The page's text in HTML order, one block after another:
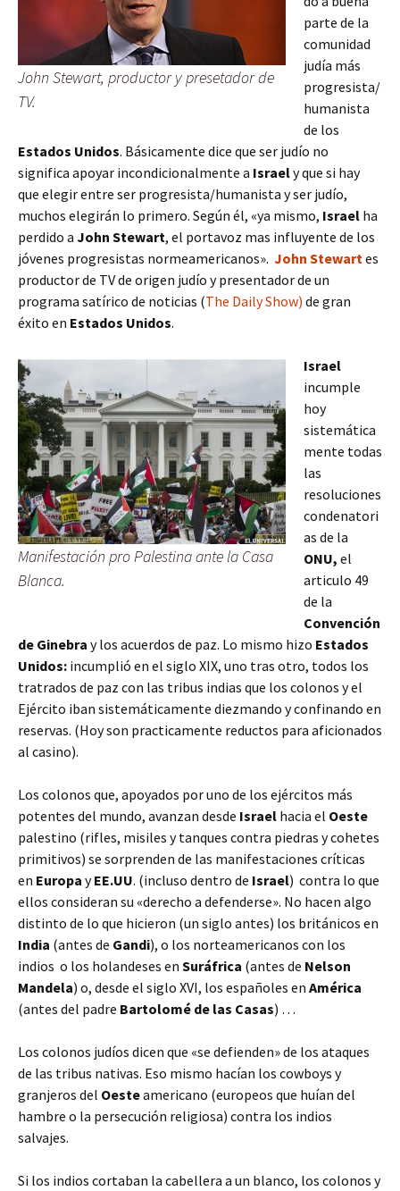
John Stewart, productor y presetador de
TV.
parte de la
comunidad
judía más
progresista/
humanista
de los
Estados Unidos. Básicamente dice que ser judío no
significa apoyar incondicionalmente a Israely que si hay
que elegir entre ser progresista/humanista y ser judío,
muchos elegirán lo primero. Según él, «ya mismo, Israel ha
perdido a John Stewart, el portavoz mas influyente de los
jóvenes progresistas normeamericanos». John Stewart es
productor de TV de origen judío y presentador de un
programa satírico de noticias (The Daily Show) de gran
éxito en Estados Unidos.
Manifestación pro Palestina ante la Casa
Blanca.
Israel
incumple
hoy
sistemática
mente todas
las
resoluciones
condenatori
as de la
ONU, el
articulo 49
de la
Convención
de Ginebra y los acuerdos de paz. Lo mismo hizo Estados
Unidos: incumplió en el siglo XIX, uno tras otro, todos los
tratrados de paz con las tribus indias que los colonos y el
Ejército iban sistemáticamente diezmando y confinando en
reservas. (Hoy son practicamente reductos para aficionados
al casino).
Los colonos que, apoyados por uno de los ejércitos más
potentes del mundo, avanzan desde Israel hacia el Oeste
palestino (rifles, misiles y tanques contra piedras y cohetes
primitivos) se sorprenden de las manifestaciones críticas
en Europa yEE.UU. (incluso dentro de Israel) contra lo que
ellos consideran su «derecho a defenderse». No hacen algo
distinto de lo que hicieron (un siglo antes) los británicos en
India (antes de Gandi), o los norteamericanos con los
indios o los holandeses en Suráfrica (antes de Nelson
Mandela) o, desde el siglo XVI, los españoles en América
(antes del padre Bartolomé de las Casas) …
Los colonos judíos dicen que «se defienden» de los ataques
de las tribus nativas. Eso mismo hacían los cowboys y
granjeros del Oesteamericano (europeos que huían del
hambre o la persecución religiosa) contra los indios
salvajes.
Si los indios cortaban la cabellera a un blanco, los colonos y